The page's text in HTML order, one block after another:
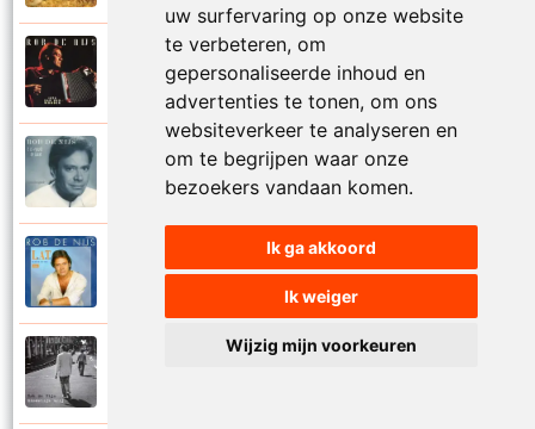
uw surfervaring op onze website
te verbeteren, om
gepersonaliseerde inhoud en
advertenties te tonen, om ons
websiteverkeer te analyseren en
om te begrijpen waar onze
bezoekers vandaan komen.
Ik ga akkoord
Ik weiger
Wijzig mijn voorkeuren
Kleine ster
Rob De Nijs
Kronenburg park
Rob De Nijs